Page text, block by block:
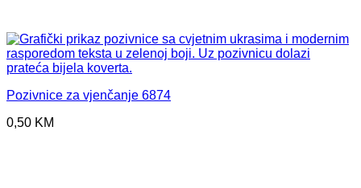
Pozivnice za vjenčanje 6874
0,50 KM